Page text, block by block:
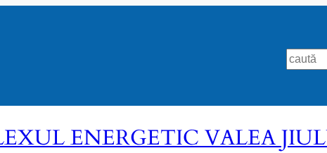
Search
ENERGETIC VALEA